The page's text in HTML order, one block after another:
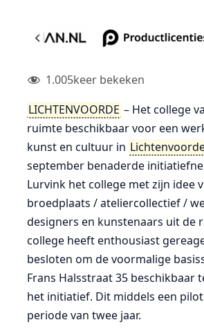
1.005keer bekeken
LICHTENVOORDE – Het college
ruimte beschikbaar voor een
kunst en cultuur in
september benaderde
Lurvink het college met zijn idee
broedplaats / ateliercollectief /
designers en kunstenaars uit de
college heeft enthousiast
besloten om de voormalige
Frans Halsstraat 35 beschikbaar
het initiatief. Dit middels een
periode van twee jaar.